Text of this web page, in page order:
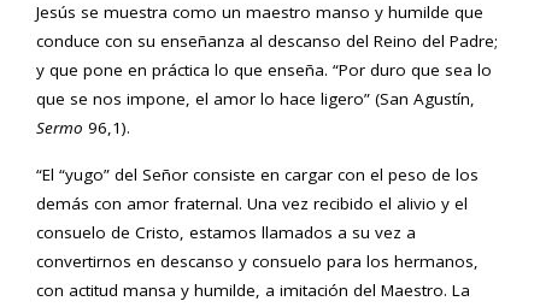
Jesús se muestra como un maestro manso y humilde que
conduce con su enseñanza al descanso del Reino del Padre;
y que pone en práctica lo que enseña. “Por duro que sea lo
que se nos impone, el amor lo hace ligero” (San Agustín,
Sermo 96,1).
“El “yugo” del Señor consiste en cargar con el peso de los
demás con amor fraternal. Una vez recibido el alivio y el
consuelo de Cristo, estamos llamados a su vez a
convertirnos en descanso y consuelo para los hermanos,
con actitud mansa y humilde, a imitación del Maestro. La